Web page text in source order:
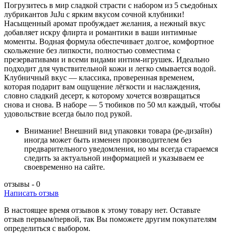
Погрузитесь в мир сладкой страсти с набором из 5 съедобных
лубрикантов JuJu с ярким вкусом сочной клубники!
Насыщенный аромат пробуждает желания, а нежный вкус
добавляет искру флирта и романтики в ваши интимные
моменты. Водная формула обеспечивает долгое, комфортное
скольжение без липкости, полностью совместима с
презервативами и всеми видами интим-игрушек. Идеально
подходит для чувствительной кожи и легко смывается водой.
Клубничный вкус — классика, проверенная временем,
которая подарит вам ощущение лёгкости и наслаждения,
словно сладкий десерт, к которому хочется возвращаться
снова и снова. В наборе — 5 тюбиков по 50 мл каждый, чтобы
удовольствие всегда было под рукой.
Внимание! Внешний вид упаковки товара (ре-дизайн)
иногда может быть изменен производителем без
предварительного уведомления, но мы всегда стараемся
следить за актуальной информацией и указываем ее
своевременно на сайте.
отзывы - 0
Написать отзыв
В настоящее время отзывов к этому товару нет. Оставьте
отзыв первым/первой, так Вы поможете другим покупателям
определиться с выбором.